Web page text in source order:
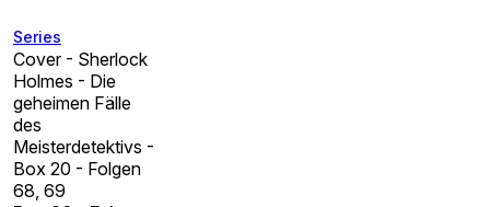
Series
Cover - Sherlock
Holmes - Die
geheimen Fälle
des
Meisterdetektivs -
Box 20 - Folgen
68, 69